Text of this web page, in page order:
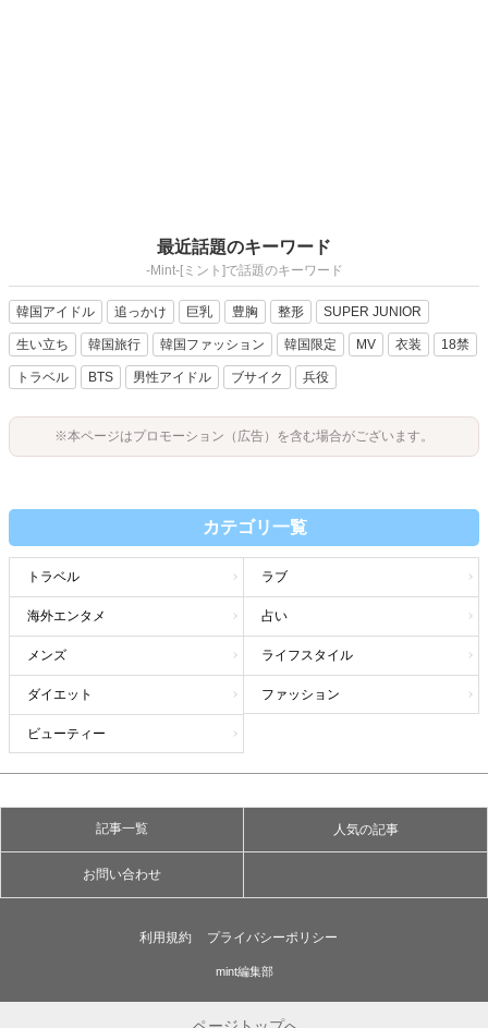
最近話題のキーワード
-Mint-[ミント]で話題のキーワード
韓国アイドル 追っかけ 巨乳 豊胸 整形 SUPER JUNIOR
生い立ち 韓国旅行 韓国ファッション 韓国限定 MV 衣装 18禁
トラベル BTS 男性アイドル ブサイク 兵役
※本ページはプロモーション（広告）を含む場合がございます。
カテゴリ一覧
トラベル ラブ
海外エンタメ 占い
メンズ ライフスタイル
ダイエット ファッション
ビューティー
記事一覧 人気の記事
お問い合わせ
利用規約 プライバシーポリシー
mint編集部